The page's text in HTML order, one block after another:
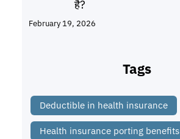
है?
February 19, 2026
Tags
Deductible in health insurance
Health insurance porting benefits